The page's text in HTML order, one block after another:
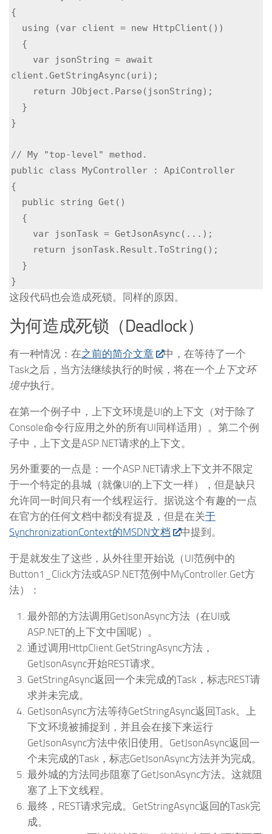
{
client.GetStringAsync(uri);
}
// My "top-level" method.
public class MyController : ApiController
{
}
这段代码也会造成死锁。同样的原因。
为何造成死锁（Deadlock）
有一种情况：在之前的简介文章
中，在等待了一个
Task之后，当方法继续执行的时候，将在一个上下文环
境中执行。
在第一个例子中，上下文环境是UI的上下文（对于除了
Console命令行应用之外的所有UI同样适用）。第二个例
子中，上下文是ASP.NET请求的上下文。
另外重要的一点是：一个ASP.NET请求上下文并不限定
于一个特定的县城（就像UI的上下文一样），但是缺只
允许同一时间只有一个线程运行。据说这个有趣的一点
在官方的任何文档中都没有提及，但是在关于
SynchronizationContext的MSDN文档
中提到。
于是就发生了这些，从外往里开始说（UI范例中的
Button1_Click方法或ASP.NET范例中MyController.Get方
法）：
最外部的方法调用GetJsonAsync方法（在UI或
ASP.NET的上下文中国呢）。
通过调用HttpClient.GetStringAsync方法，
GetJsonAsync开始REST请求。
GetStringAsync返回一个未完成的Task，标志REST请
求并未完成。
GetJsonAsync方法等待GetStringAsync返回Task。上
下文环境被捕捉到，并且会在接下来运行
GetJsonAsync方法中依旧使用。GetJsonAsync返回一
个未完成的Task，标志GetJsonAsync方法并为完成。
最外城的方法同步阻塞了GetJsonAsync方法。这就阻
塞了上下文线程。
最终，REST请求完成。GetStringAsync返回的Task完
成。